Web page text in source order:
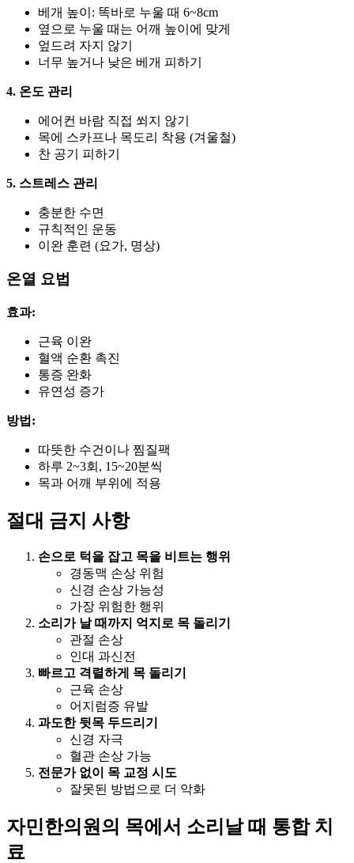
베개 높이: 똑바로 누울 때 6~8cm
옆으로 누울 때는 어깨 높이에 맞게
엎드려 자지 않기
너무 높거나 낮은 베개 피하기
4. 온도 관리
에어컨 바람 직접 쐬지 않기
목에 스카프나 목도리 착용 (겨울철)
찬 공기 피하기
5. 스트레스 관리
충분한 수면
규칙적인 운동
이완 훈련 (요가, 명상)
온열 요법
효과:
근육 이완
혈액 순환 촉진
통증 완화
유연성 증가
방법:
따뜻한 수건이나 찜질팩
하루 2~3회, 15~20분씩
목과 어깨 부위에 적용
절대 금지 사항
손으로 턱을 잡고 목을 비트는 행위
경동맥 손상 위험
신경 손상 가능성
가장 위험한 행위
소리가 날 때까지 억지로 목 돌리기
관절 손상
인대 과신전
빠르고 격렬하게 목 돌리기
근육 손상
어지럼증 유발
과도한 뒷목 두드리기
신경 자극
혈관 손상 가능
전문가 없이 목 교정 시도
잘못된 방법으로 더 악화
자민한의원의 목에서 소리날 때 통합 치
료